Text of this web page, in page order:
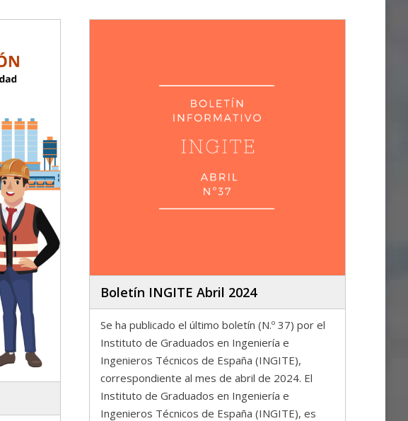
Boletín INGITE Abril 2024
Se ha publicado el último boletín (N.º 37) por el
Instituto de Graduados en Ingeniería e
Ingenieros Técnicos de España (INGITE),
correspondiente al mes de abril de 2024. El
Instituto de Graduados en Ingeniería e
Ingenieros Técnicos de España (INGITE), es